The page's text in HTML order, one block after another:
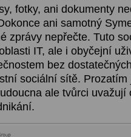
fotky, ani dokumenty
ani samotný
zprávy nepřečte. Tuto
IT, ale i obyčejní
bez
sociální sítě.
ale tvůrci uvažují